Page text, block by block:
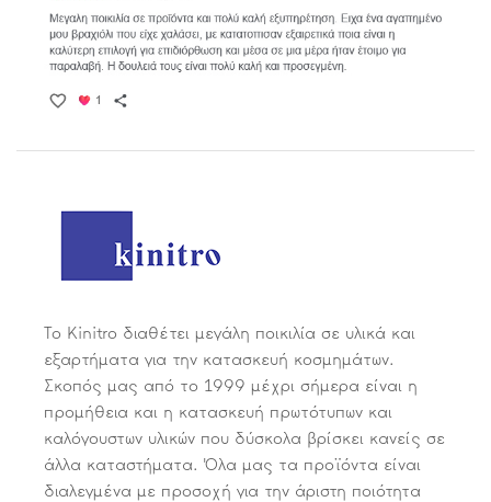
Το Kinitro διαθέτει μεγάλη ποικιλία σε υλικά και
εξαρτήματα για την κατασκευή κοσμημάτων.
Σκοπός μας από το 1999 μέχρι σήμερα είναι η
προμήθεια και η κατασκευή πρωτότυπων και
καλόγουστων υλικών που δύσκολα βρίσκει κανείς σε
άλλα καταστήματα. Όλα μας τα προϊόντα είναι
διαλεγμένα με προσοχή για την άριστη ποιότητα